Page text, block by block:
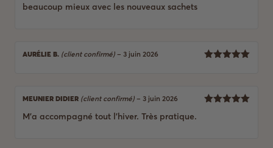
beaucoup mieux avec les nouveaux sachets
AURÉLIE B. (client confirmé) – 3 juin 2026
MEUNIER DIDIER (client confirmé) – 3 juin 2026
M’a accompagné tout l’hiver. Très pratique.